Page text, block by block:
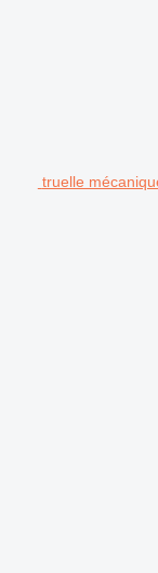
truelle